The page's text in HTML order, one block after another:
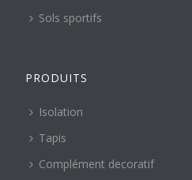
Sols sportifs
PRODUITS
Isolation
Tapis
Complément decoratif